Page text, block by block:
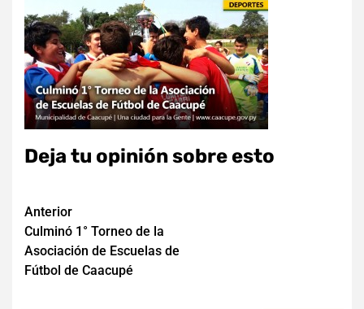
Deja tu opinión sobre esto
Navegación
de
entradas
Anterior
Culminó 1° Torneo de la
Asociación de Escuelas de
Fútbol de Caacupé